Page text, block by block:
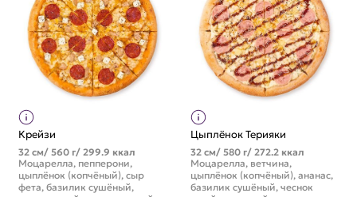
Крейзи
32 см/ 560 г/ 299.9 ккал
Моцарелла, пепперони,
цыплёнок (копчёный), сыр
фета, базилик сушёный,
Цыплёнок Терияки
32 см/ 580 г/ 272.2 ккал
Моцарелла, ветчина,
цыплёнок (копчёный), ананас,
базилик сушёный, чеснок